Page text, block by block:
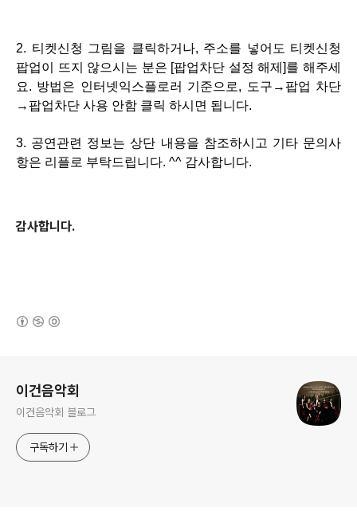
2. 티켓신청 그림을 클릭하거나, 주소를 넣어도 티켓신청
팝업이 뜨지 않으시는 분은 [팝업차단 설정 해제]를 해주세
요. 방법은 인터넷익스플로러 기준으로, 도구→팝업 차단
→팝업차단 사용 안함 클릭 하시면 됩니다.
3. 공연관련 정보는 상단 내용을 참조하시고 기타 문의사
항은 리플로 부탁드립니다. ^^ 감사합니다.
감사합니다.
이건음악회
이건음악회 블로그
구독하기